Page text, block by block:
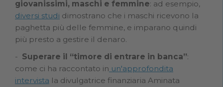
giovanissimi, maschi e femmine: ad esempio,
diversi studi dimostrano che i maschi ricevono la
paghetta più delle femmine, e imparano quindi
più presto a gestire il denaro.
Superare il “timore di entrare in banca”:
come ci ha raccontato in un'approfondita
intervista la divulgatrice finanziaria Aminata